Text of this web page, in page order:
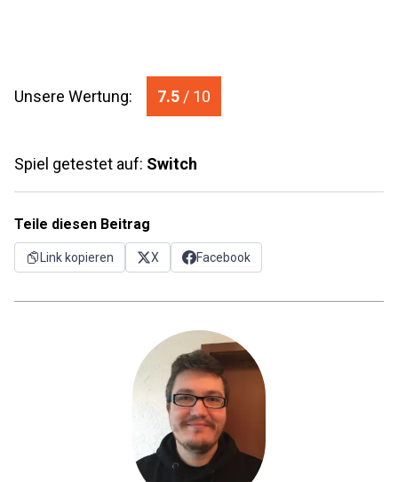
Unsere Wertung: 7.5 / 10
Spiel getestet auf: Switch
Teile diesen Beitrag
Link kopieren X Facebook